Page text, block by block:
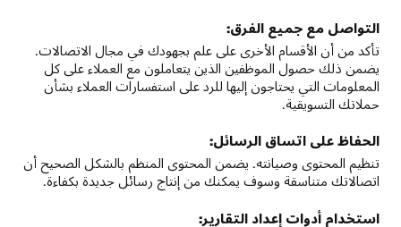
التواصل مع جميع الفرق:
تأكد من أن الأقسام الأخرى على علم بجهودك في مجال الاتصالات.
يضمن ذلك حصول الموظفين الذين يتعاملون مع العملاء على كل
المعلومات التي يحتاجون إليها للرد على استفسارات العملاء بشأن
حملاتك التسويقية.
الحفاظ على اتساق الرسائل:
تنظيم المحتوى وصيانته. يضمن المحتوى المنظم بالشكل الصحيح أن
اتصالاتك متناسقة وسوف يمكنك من إنتاج رسائل جديدة بكفاءة.
استخدام أدوات إعداد التقارير: